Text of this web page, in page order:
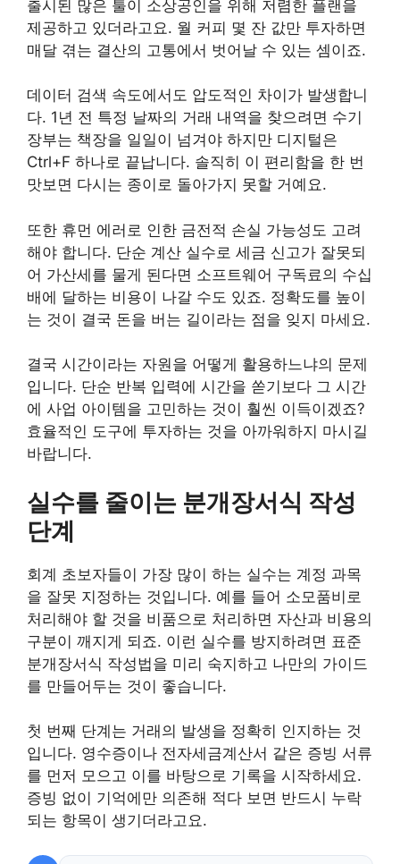
출시된 많은 툴이 소상공인을 위해 저렴한 플랜을
제공하고 있더라고요. 월 커피 몇 잔 값만 투자하면
매달 겪는 결산의 고통에서 벗어날 수 있는 셈이죠.
데이터 검색 속도에서도 압도적인 차이가 발생합니
다. 1년 전 특정 날짜의 거래 내역을 찾으려면 수기
장부는 책장을 일일이 넘겨야 하지만 디지털은
Ctrl+F 하나로 끝납니다. 솔직히 이 편리함을 한 번
맛보면 다시는 종이로 돌아가지 못할 거예요.
또한 휴먼 에러로 인한 금전적 손실 가능성도 고려
해야 합니다. 단순 계산 실수로 세금 신고가 잘못되
어 가산세를 물게 된다면 소프트웨어 구독료의 수십
배에 달하는 비용이 나갈 수도 있죠. 정확도를 높이
는 것이 결국 돈을 버는 길이라는 점을 잊지 마세요.
결국 시간이라는 자원을 어떻게 활용하느냐의 문제
입니다. 단순 반복 입력에 시간을 쏟기보다 그 시간
에 사업 아이템을 고민하는 것이 훨씬 이득이겠죠?
효율적인 도구에 투자하는 것을 아까워하지 마시길
바랍니다.
실수를 줄이는 분개장서식 작성
단계
회계 초보자들이 가장 많이 하는 실수는 계정 과목
을 잘못 지정하는 것입니다. 예를 들어 소모품비로
처리해야 할 것을 비품으로 처리하면 자산과 비용의
구분이 깨지게 되죠. 이런 실수를 방지하려면 표준
분개장서식 작성법을 미리 숙지하고 나만의 가이드
를 만들어두는 것이 좋습니다.
첫 번째 단계는 거래의 발생을 정확히 인지하는 것
입니다. 영수증이나 전자세금계산서 같은 증빙 서류
를 먼저 모으고 이를 바탕으로 기록을 시작하세요.
증빙 없이 기억에만 의존해 적다 보면 반드시 누락
되는 항목이 생기더라고요.